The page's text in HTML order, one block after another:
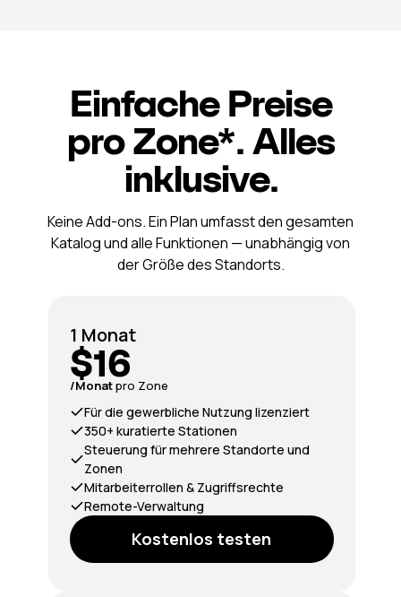
Einfache Preise
pro Zone*. Alles
inklusive.
1 Monat
$16
/Monatpro Zone
Für die gewerbliche Nutzung lizenziert
350+ kuratierte Stationen
Steuerung für mehrere Standorte und
Zonen
Mitarbeiterrollen & Zugriffsrechte
Remote-Verwaltung
Kostenlos testen
Keine Add-ons. Ein Plan umfasst den gesamten
Katalog und alle Funktionen — unabhängig von
der Größe des Standorts.